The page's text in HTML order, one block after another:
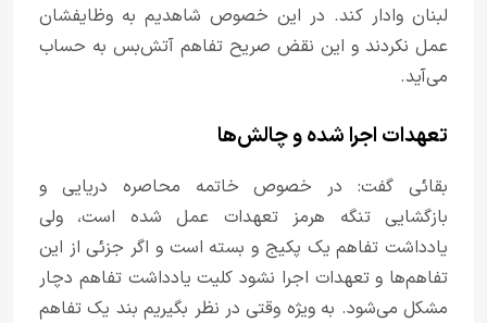
لبنان وادار کند. در این خصوص شاهدیم به وظایفشان
عمل نکردند و این نقض صریح تفاهم آتش‌بس به حساب
می‌آید.
تعهدات اجرا شده و چالش‌ها
بقائی گفت: در خصوص خاتمه محاصره دریایی و
بازگشایی تنگه هرمز تعهدات عمل شده است، ولی
یادداشت تفاهم یک پکیج و بسته است و اگر جزئی از این
تفاهم‌ها و تعهدات اجرا نشود کلیت یادداشت تفاهم دچار
مشکل می‌شود. به ویژه وقتی در نظر بگیریم بند یک تفاهم